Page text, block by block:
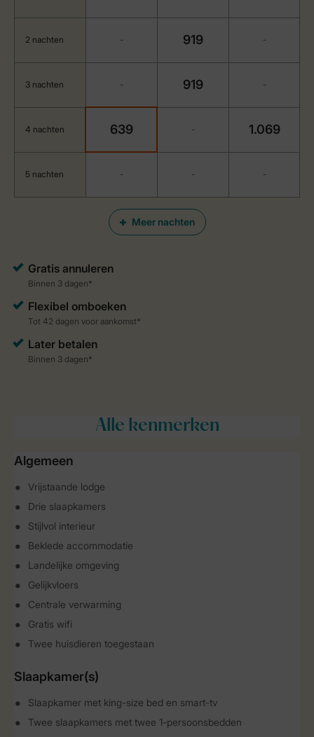
Meer nachten
2 nachten - 919 -
3 nachten - 919 -
4 nachten 639 - 1.069
5 nachten - - -
Alle kenmerken
Algemeen
Vrijstaande lodge
Drie slaapkamers
Stijlvol interieur
Beklede accommodatie
Landelijke omgeving
Gelijkvloers
Centrale verwarming
Gratis wifi
Twee huisdieren toegestaan
Slaapkamer(s)
Slaapkamer met king-size bed en smart-tv
Twee slaapkamers met twee 1-persoonsbedden